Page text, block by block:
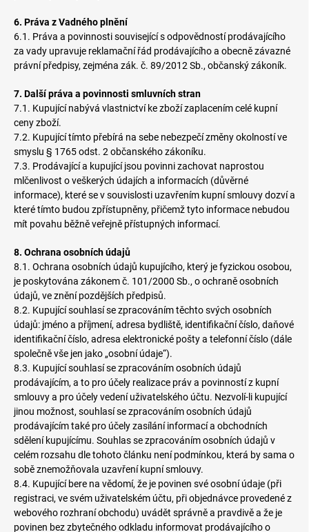
6. Práva z Vadného plnění
6.1. Práva a povinnosti související s odpovědností prodávajícího
za vady upravuje reklamační řád prodávajícího a obecně závazné
právní předpisy, zejména zák. č. 89/2012 Sb., občanský zákoník.
7. Další práva a povinnosti smluvních stran
7.1. Kupující nabývá vlastnictví ke zboží zaplacením celé kupní
ceny zboží.
7.2. Kupující tímto přebírá na sebe nebezpečí změny okolností ve
smyslu § 1765 odst. 2 občanského zákoníku.
7.3. Prodávající a kupující jsou povinni zachovat naprostou
mlčenlivost o veškerých údajích a informacích (důvěrné
informace), které se v souvislosti uzavřením kupní smlouvy dozví a
které tímto budou zpřístupněny, přičemž tyto informace nebudou
mít povahu běžně veřejně přístupných informací.
8. Ochrana osobních údajů
8.1. Ochrana osobních údajů kupujícího, který je fyzickou osobou,
je poskytována zákonem č. 101/2000 Sb., o ochraně osobních
údajů, ve znění pozdějších předpisů.
8.2. Kupující souhlasí se zpracováním těchto svých osobních
údajů: jméno a příjmení, adresa bydliště, identifikační číslo, daňové
identifikační číslo, adresa elektronické pošty a telefonní číslo (dále
společně vše jen jako „osobní údaje“).
8.3. Kupující souhlasí se zpracováním osobních údajů
prodávajícím, a to pro účely realizace práv a povinností z kupní
smlouvy a pro účely vedení uživatelského účtu. Nezvolí-li kupující
jinou možnost, souhlasí se zpracováním osobních údajů
prodávajícím také pro účely zasílání informací a obchodních
sdělení kupujícímu. Souhlas se zpracováním osobních údajů v
celém rozsahu dle tohoto článku není podmínkou, která by sama o
sobě znemožňovala uzavření kupní smlouvy.
8.4. Kupující bere na vědomí, že je povinen své osobní údaje (při
registraci, ve svém uživatelském účtu, při objednávce provedené z
webového rozhraní obchodu) uvádět správně a pravdivě a že je
povinen bez zbytečného odkladu informovat prodávajícího o